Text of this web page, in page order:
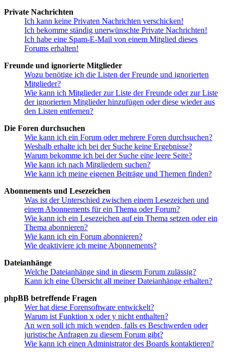
Private Nachrichten
Ich kann keine Privaten Nachrichten verschicken!
Ich bekomme ständig unerwünschte Private Nachrichten!
Ich habe eine Spam-E-Mail von einem Mitglied dieses
Forums erhalten!
Freunde und ignorierte Mitglieder
Wozu benötige ich die Listen der Freunde und ignorierten
Mitglieder?
Wie kann ich Mitglieder zur Liste der Freunde oder zur Liste
der ignorierten Mitglieder hinzufügen oder diese wieder aus
den Listen entfernen?
Die Foren durchsuchen
Wie kann ich ein Forum oder mehrere Foren durchsuchen?
Weshalb erhalte ich bei der Suche keine Ergebnisse?
Warum bekomme ich bei der Suche eine leere Seite?
Wie kann ich nach Mitgliedern suchen?
Wie kann ich meine eigenen Beiträge und Themen finden?
Abonnements und Lesezeichen
Was ist der Unterschied zwischen einem Lesezeichen und
einem Abonnements für ein Thema oder Forum?
Wie kann ich ein Lesezeichen auf ein Thema setzen oder ein
Thema abonnieren?
Wie kann ich ein Forum abonnieren?
Wie deaktiviere ich meine Abonnements?
Dateianhänge
Welche Dateianhänge sind in diesem Forum zulässig?
Kann ich eine Übersicht all meiner Dateianhänge erhalten?
phpBB betreffende Fragen
Wer hat diese Forensoftware entwickelt?
Warum ist Funktion x oder y nicht enthalten?
An wen soll ich mich wenden, falls es Beschwerden oder
juristische Anfragen zu diesem Forum gibt?
Wie kann ich einen Administrator des Boards kontaktieren?